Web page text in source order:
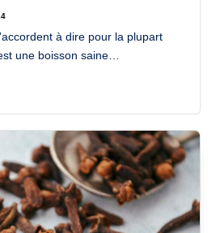
à dire pour la plupart
une boisson saine…